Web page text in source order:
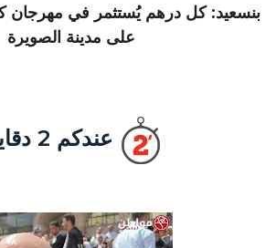
على مدينة الصويرة
عندكم 2 دقايق